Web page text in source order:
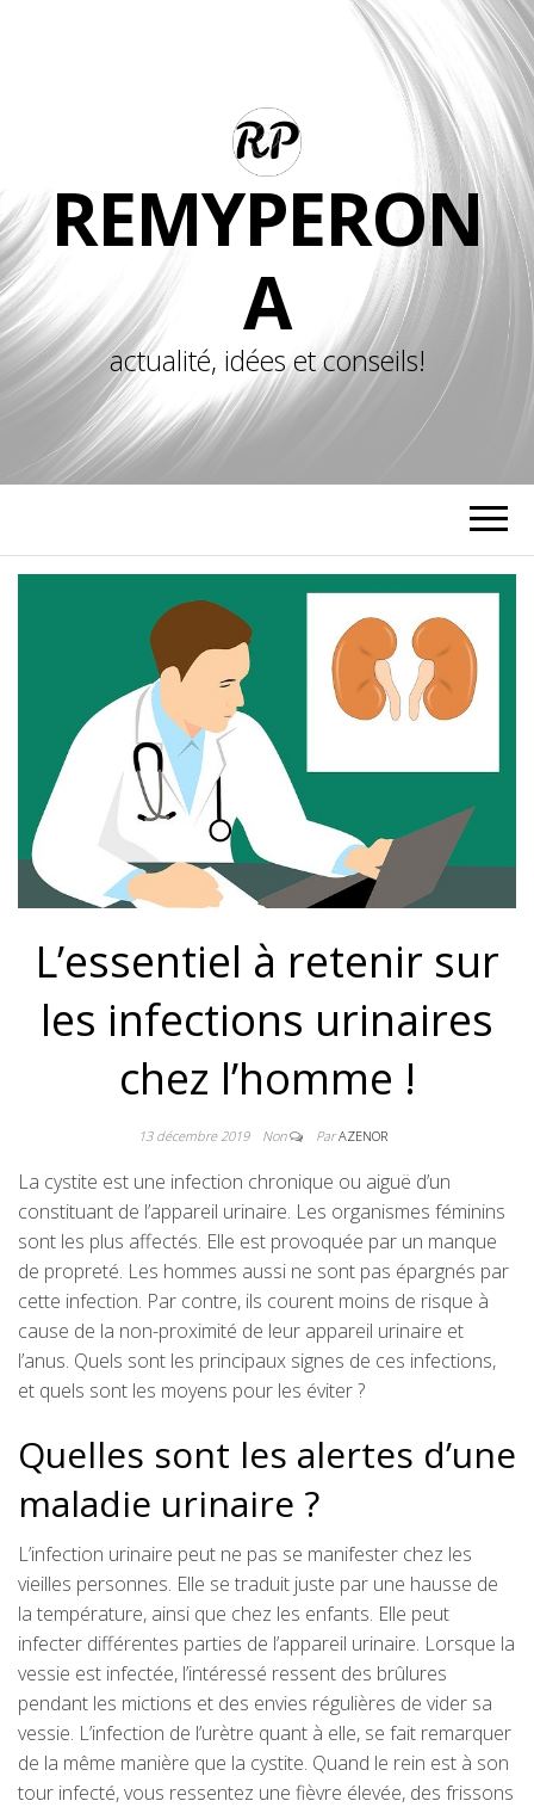
REMYPERON
A
actualité, idées et conseils!
L’essentiel à retenir sur
les infections urinaires
chez l’homme !
13 décembre 2019 Non ParAZENOR
La cystite est une infection chronique ou aiguë d’un
constituant de l’appareil urinaire. Les organismes féminins
sont les plus affectés. Elle est provoquée par un manque
de propreté. Les hommes aussi ne sont pas épargnés par
cette infection. Par contre, ils courent moins de risque à
cause de la non-proximité de leur appareil urinaire et
l’anus. Quels sont les principaux signes de ces infections,
et quels sont les moyens pour les éviter ?
Quelles sont les alertes d’une
maladie urinaire ?
L’infection urinaire peut ne pas se manifester chez les
vieilles personnes. Elle se traduit juste par une hausse de
la température, ainsi que chez les enfants. Elle peut
infecter différentes parties de l’appareil urinaire. Lorsque la
vessie est infectée, l’intéressé ressent des brûlures
pendant les mictions et des envies régulières de vider sa
vessie. L’infection de l’urètre quant à elle, se fait remarquer
de la même manière que la cystite. Quand le rein est à son
tour infecté, vous ressentez une fièvre élevée, des frissons